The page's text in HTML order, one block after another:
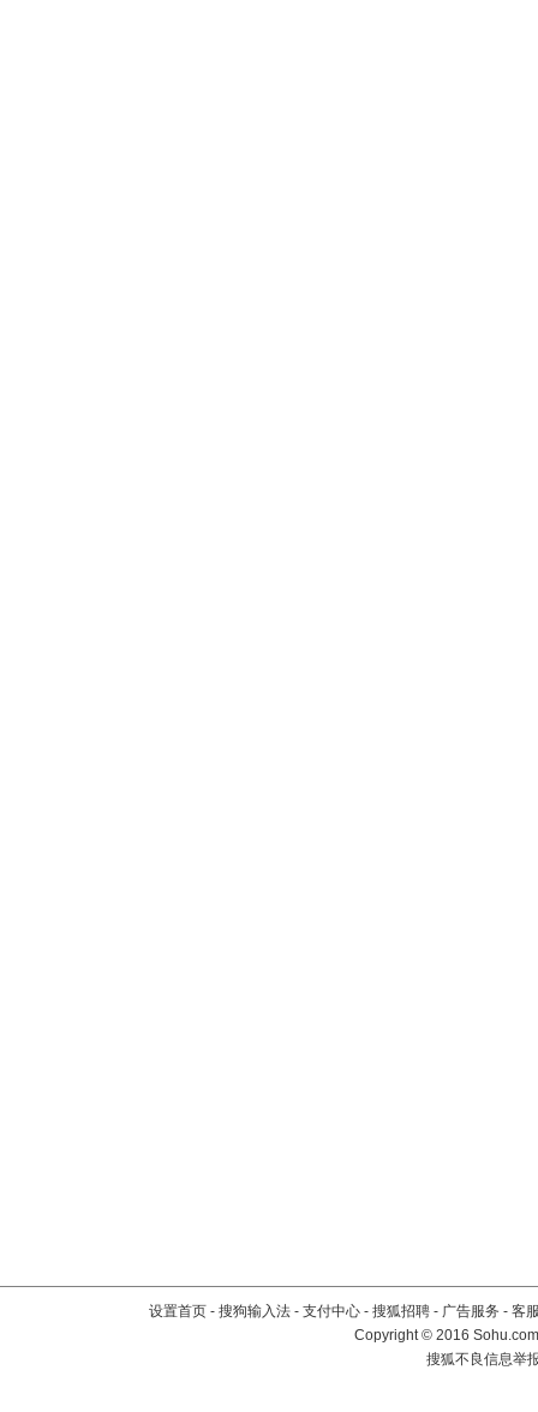
设置首页 - 搜狗输入法 - 支付中心 - 搜狐招聘 - 广告服务 - 客
Copyright©2016
搜狐不良信息举